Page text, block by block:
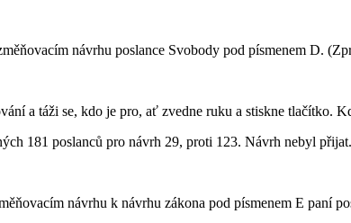
návrhu poslance Svobody pod písmenem D.
a táži se, kdo je pro, ať zvedne ruku a stiskne tlačítko.
181 poslanců pro návrh 29, proti 123. Návrh nebyl přijat.
návrhu k návrhu zákona pod písmenem E paní